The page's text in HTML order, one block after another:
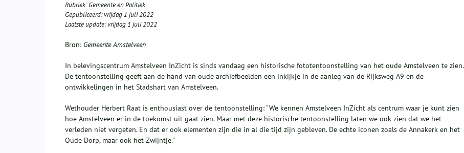
Rubriek:Gemeente en Politiek
Gepubliceerd:vrijdag 1 juli 2022
Laatste update:vrijdag 1 juli 2022
Bron: Gemeente Amstelveen
In belevingscentrum Amstelveen InZicht is sinds vandaag een historische fototentoonstelling van het oude Amstelveen te zien.
De tentoonstelling geeft aan de hand van oude archiefbeelden een inkijkje in de aanleg van de Rijksweg A9 en de
ontwikkelingen in het Stadshart van Amstelveen.
Wethouder Herbert Raat is enthousiast over de tentoonstelling: “We kennen Amstelveen InZicht als centrum waar je kunt zien
hoe Amstelveen er in de toekomst uit gaat zien. Maar met deze historische tentoonstelling laten we ook zien dat we het
verleden niet vergeten. En dat er ook elementen zijn die in al die tijd zijn gebleven. De echte iconen zoals de Annakerk en het
Oude Dorp, maar ook het Zwijntje.”